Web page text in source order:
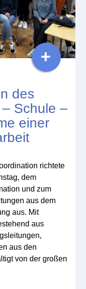
des
Schule –
einer
richtete
dem
und zum
aus dem
aus. Mit
aus
aus den
von der großen
+